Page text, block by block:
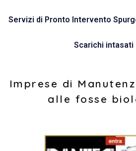
Servizi di Pronto Intervento
Scarichi intasati
Imprese di
alle fosse